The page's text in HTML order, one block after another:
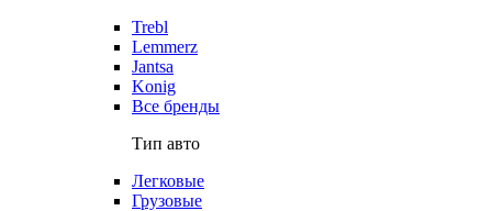
Trebl
Lemmerz
Jantsa
Konig
Все бренды
Тип авто
Легковые
Грузовые